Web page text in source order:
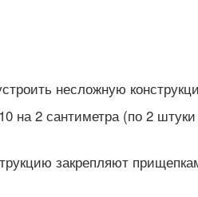
несложную
на 2 сантиметра (по 2
закрепляют